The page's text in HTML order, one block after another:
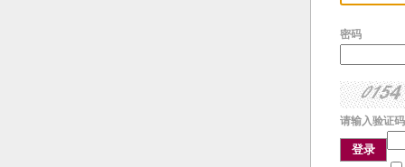
密码
请输入验证
登录